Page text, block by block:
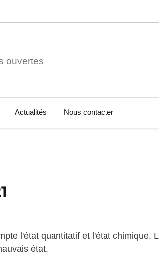
ouvertes
Actualités Nous contacter
l'état quantitatif et l'état chimique.
état.